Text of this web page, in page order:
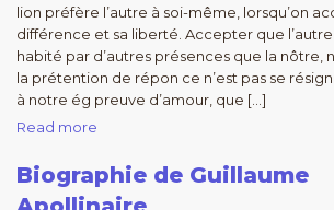
lion préfère l’autre à soi-même, lorsqu’on
différence et sa liberté. Accepter que
habité par d’autres présences que la nôtre,
la prétention de répon ce n’est pas se
à notre ég preuve d’amour, que […]
Read more
Biographie de Guillaume